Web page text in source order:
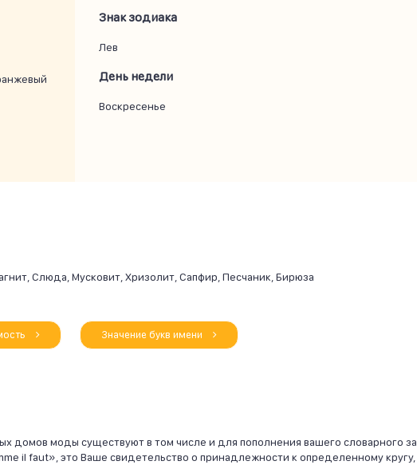
Знак зодиака
Лев
День недели
Воскресенье
Слюда, Мусковит, Хризолит, Сапфир, Песчаник, Бирюза
Значение букв имени
домов моды существуют в том числе и для пополнения вашего словарного
il faut», это Ваше свидетельство о принадлежности к определенному кругу,